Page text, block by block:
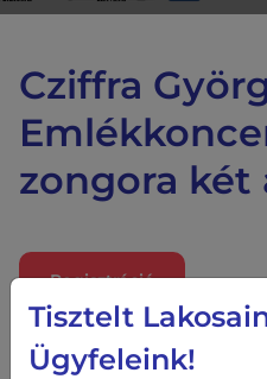
Cziffra
zongora két
Regisztráció
Tisztelt
Ügyfeleink!